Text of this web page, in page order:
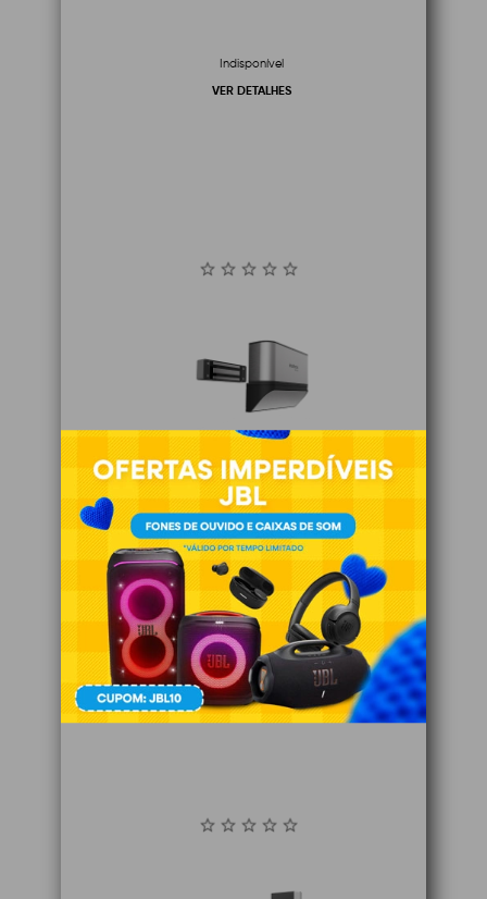
Indisponível
VER DETALHES
Fechadura Fe 21150 d Com Sensor
Indisponível
VER DETALHES